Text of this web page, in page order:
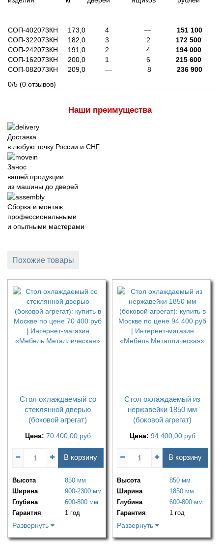
СОП-402073КН 173,0 4 — 151 100
СОП-322073КН 182,0 3 2 172 500
СОП-242073КН 191,0 2 4 194 000
СОП-162073КН 200,0 1 6 215 600
СОП-082073КН 209,0 — 8 236 900
0/5 (0 отзывов)
Наши преимущества
Доставка
в любую точку России и СНГ
Занос
вашей продукции
из машины до дверей
Сборка и монтаж
профессиональными
и опытными мастерами
Похожие товары
Стол охлаждаемый со
стеклянной дверью
(боковой агрегат)
Цена: 70 400,00 руб
В корзину
Высота
850 мм
Ширина
900-2300 мм
Глубина
600-800 мм
Гарантия
1 год
Развернуть
Стол охлаждаемый из
нержавейки 1850 мм
(боковой агрегат)
Цена: 94 400,00 руб
В корзину
Высота
850 мм
Ширина
1850 мм
Глубина
600-800 мм
Гарантия
1 год
Развернуть